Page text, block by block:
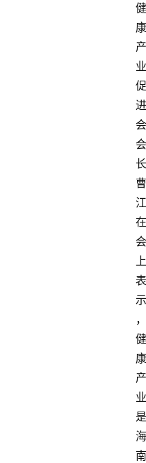
健
康
产
业
促
进
会
会
长
曹
江
在
会
上
表
示
，
健
康
产
业
是
海
南